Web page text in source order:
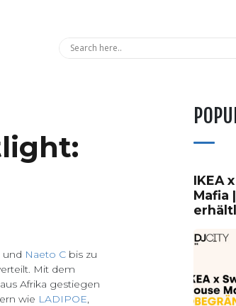
und Naeto C bis zu
Mit dem
Afrika gestiegen
wie LADIPOE,
IKEA
Mafia